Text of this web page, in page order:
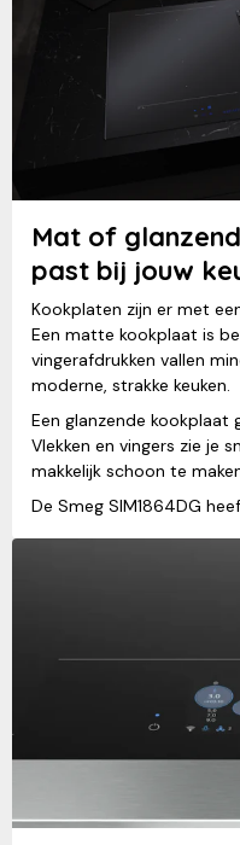
Mat of
past bij jouw
Kookplaten zijn er met
Een matte kookplaat is
vingerafdrukken vallen
moderne, strakke keuken.
Een glanzende kookplaat
Vlekken en vingers zie je
makkelijk schoon te
De Smeg SIM1864DG